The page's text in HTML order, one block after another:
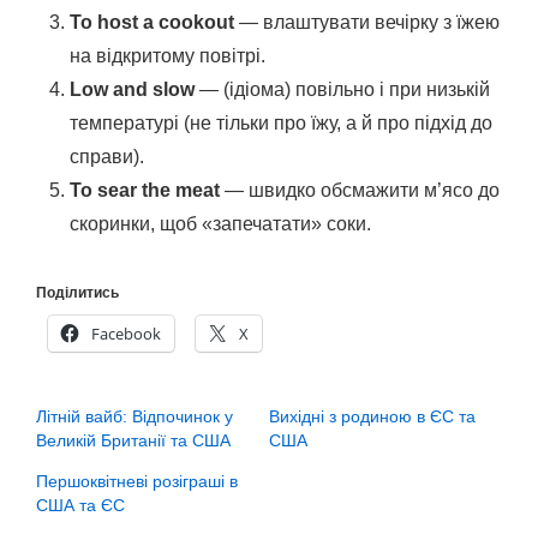
To host a cookout — влаштувати вечірку з їжею
на відкритому повітрі.
Low and slow— (ідіома) повільно і при низькій
температурі (не тільки про їжу, а й про підхід до
справи).
To sear the meat — швидко обсмажити м’ясо до
скоринки, щоб «запечатати» соки.
Поділитись
Facebook X
Літній вайб: Відпочинок у
Великій Британії та США
Вихідні з родиною в ЄС та
США
Першоквітневі розіграші в
США та ЄС